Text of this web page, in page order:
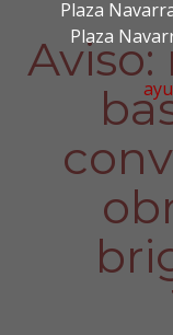
Plaza
Plaza